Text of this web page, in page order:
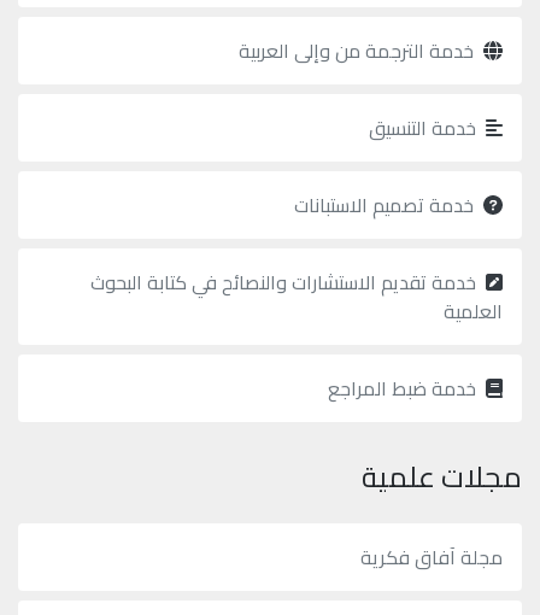
الحقوق
محفوظة
2026
Mejsp.com
خدمة الترجمة من وإلى العربية
خدمة التنسيق
خدمة تصميم الاستبانات
خدمة تقديم الاستشارات والنصائح في كتابة البحوث
العلمية
خدمة ضبط المراجع
مجلات علمية
مجلة آفاق فكرية